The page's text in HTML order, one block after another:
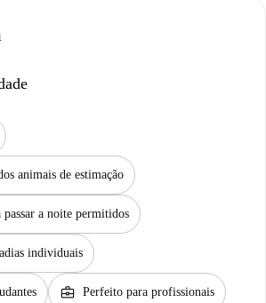
animais de estimação
passar a noite permitidos
individuais
business_center Perfeito para profissionais